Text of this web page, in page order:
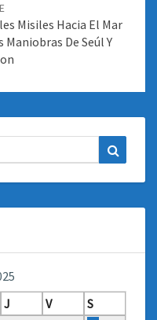
Misiles Hacia El Mar
De Seúl Y
J V
S